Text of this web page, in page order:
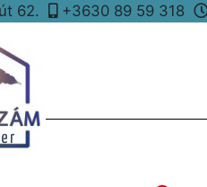
62. +3630 89 59 318